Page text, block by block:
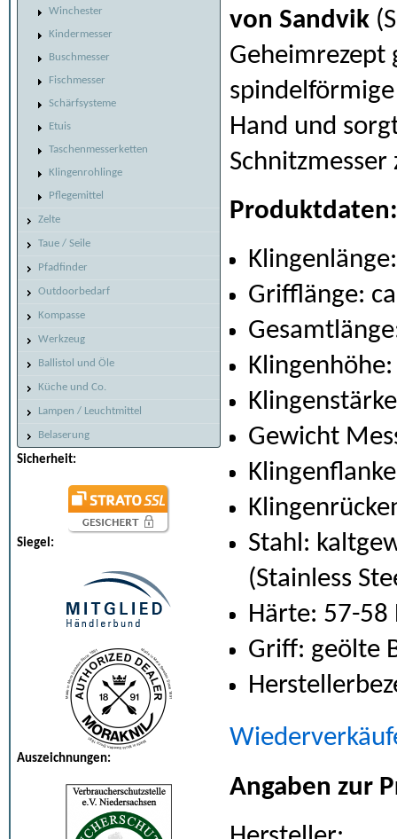
Winchester
Kindermesser
Buschmesser
Fischmesser
Schärfsysteme
Etuis
Taschenmesserketten
Klingenrohlinge
Pflegemittel
Zelte
Taue / Seile
Pfadfinder
Outdoorbedarf
Kompasse
Werkzeug
Ballistol und Öle
Küche und Co.
Lampen / Leuchtmittel
Belaserung
Sicherheit:
Siegel:
Auszeichnungen:
von Sandvik
Geheimrezept
Hand und
Produktdaten:
Grifflänge:
Gewicht
Stahl:
(Stainless
Härte: 57-58
Griff: geölte
Angaben zur